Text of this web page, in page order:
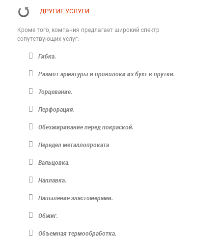
ДРУГИЕ УСЛУГИ
Кроме того, компания предлагает широкий спектр
сопутствующих услуг:
Гибка.
Размот арматуры и проволоки из бухт в прутки.
Торцевание.
Перфорация.
Обезжиривание перед покраской.
Передел металлопроката
Вальцовка.
Наплавка.
Напыление эластомерами.
Обжиг.
Объемная термообработка.